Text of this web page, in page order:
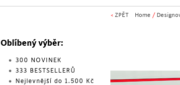
< ZPĚT Home /
Oblíbený výběr:
300 NOVINEK
333 BESTSELLERŮ
Nejlevnější do 1.500 Kč